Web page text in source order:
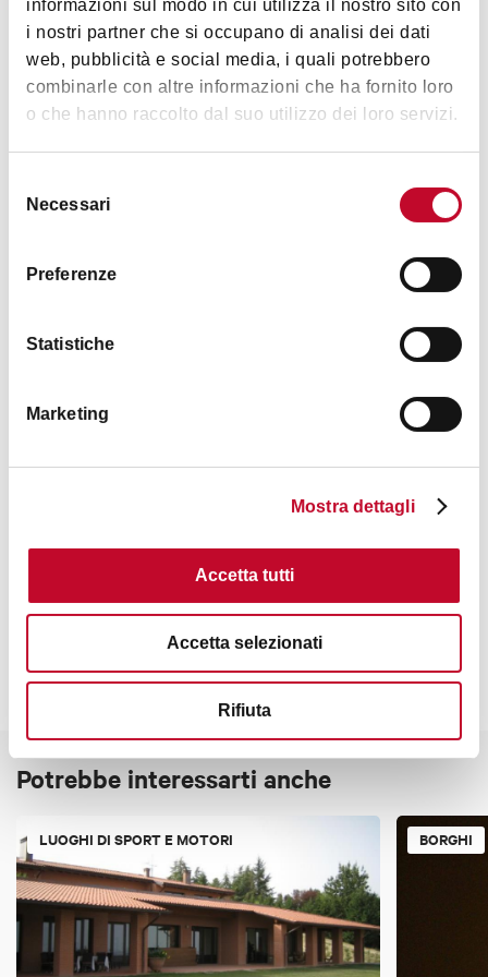
informazioni sul modo in cui utilizza il nostro sito con
i nostri partner che si occupano di analisi dei dati
web, pubblicità e social media, i quali potrebbero
combinarle con altre informazioni che ha fornito loro
o che hanno raccolto dal suo utilizzo dei loro servizi.
delNecessari
Preferenze
Statistiche
Marketing
Mostra dettagli
Accetta tutti
Accetta selezionati
Rifiuta
Potrebbe interessarti anche
LUOGHI DI SPORT E MOTORI BORGHI